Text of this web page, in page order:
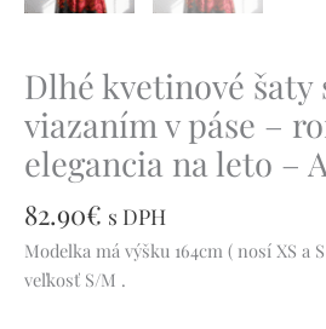
Dlhé kvetinové šaty
viazaním v páse –
elegancia na leto –
82.90€ s DPH
Modelka má výšku 164cm ( nosí XS a
veľkosť S/M .